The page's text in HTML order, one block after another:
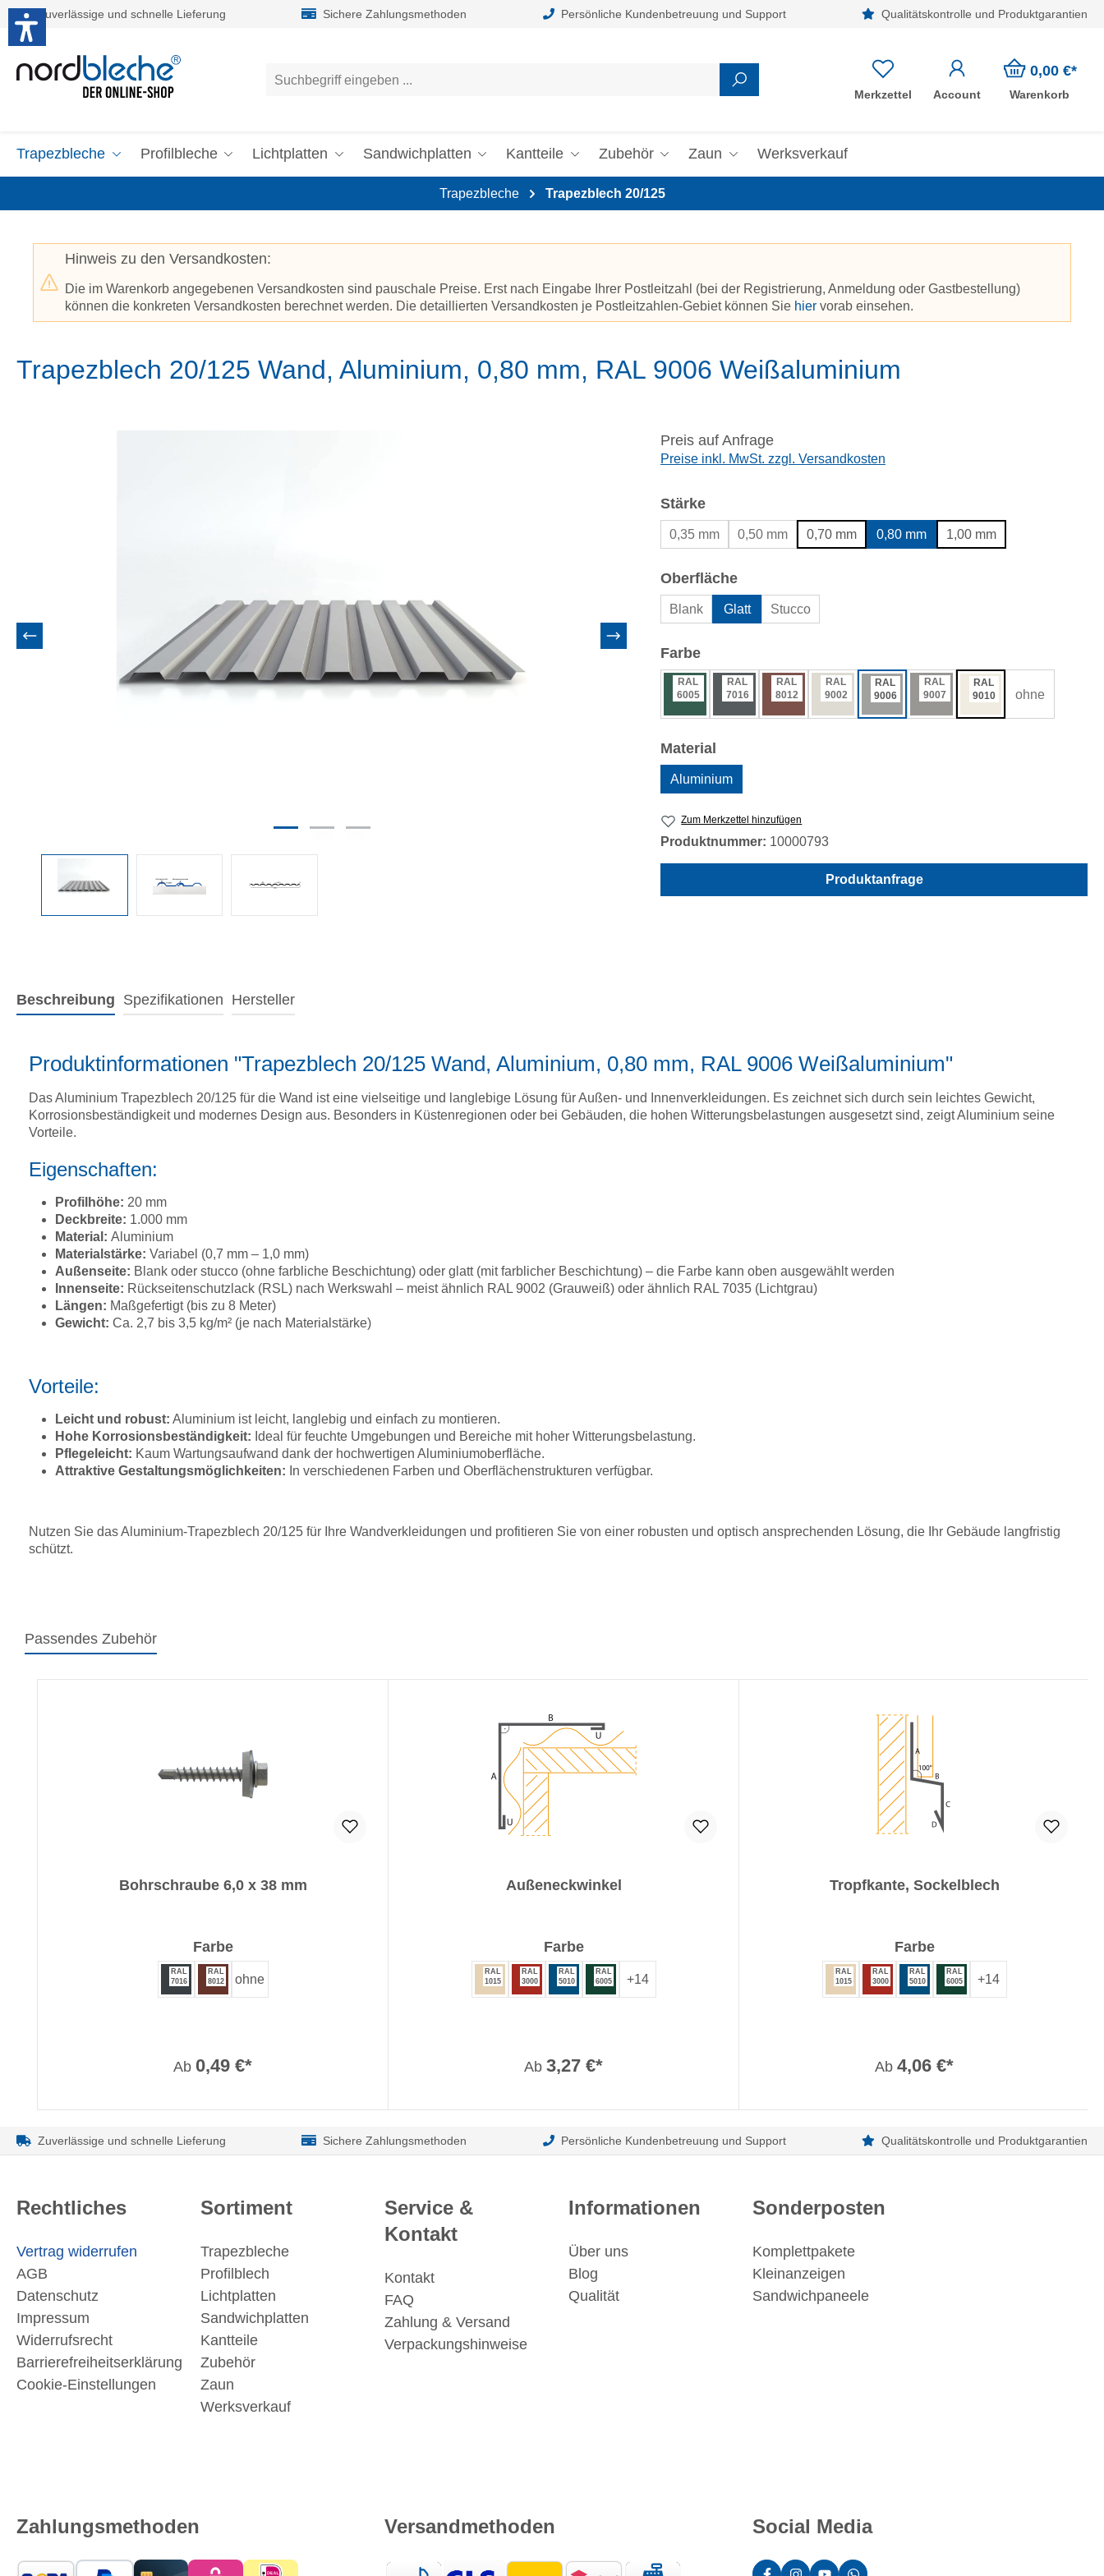
Hauptinhalt springen
Zur Suche springen
Zuverlässige und schnelle Lieferung Sichere Zahlungsmethoden Persönliche Kundenbetreuung und Support Qualitätskontrolle und Produktgarantien
Merkzettel Account
0,00 €*
Warenkorb
Trapezbleche Profilbleche Lichtplatten Sandwichplatten Kantteile Zubehör Zaun Werksverkauf
Trapezbleche Trapezblech 20/125
Hinweis zu den Versandkosten:
Die im Warenkorb angegebenen Versandkosten sind pauschale Preise. Erst nach Eingabe Ihrer Postleitzahl (bei der Registrierung, Anmeldung oder Gastbestellung)
können die konkreten Versandkosten berechnet werden. Die detaillierten Versandkosten je Postleitzahlen-Gebiet können Sie hier vorab einsehen.
Trapezblech 20/125 Wand, Aluminium, 0,80 mm, RAL 9006 Weißaluminium
Preis auf Anfrage
Preise inkl. MwSt. zzgl. Versandkosten
Stärkeauswählen
0,35 mm 0,50 mm 0,70 mm 0,80 mm 1,00 mm
Oberflächeauswählen
Blank Glatt Stucco
Farbeauswählen
RAL
6005
RAL
7016
RAL
8012
RAL
9002
RAL
9006
RAL
9007
RAL
9010
ohne
Material
Aluminium
Zum Merkzettel hinzufügen
Produktnummer: 10000793
Produktanfrage
Beschreibung Spezifikationen Hersteller
Produktinformationen "Trapezblech 20/125 Wand, Aluminium, 0,80 mm, RAL 9006 Weißaluminium"
Das Aluminium Trapezblech 20/125 für die Wand ist eine vielseitige und langlebige Lösung für Außen- und Innenverkleidungen. Es zeichnet sich durch sein leichtes Gewicht,
Korrosionsbeständigkeit und modernes Design aus. Besonders in Küstenregionen oder bei Gebäuden, die hohen Witterungsbelastungen ausgesetzt sind, zeigt Aluminium seine
Vorteile.
Eigenschaften:
Profilhöhe: 20 mm
Deckbreite: 1.000 mm
Material: Aluminium
Materialstärke: Variabel (0,7 mm – 1,0 mm)
Außenseite: Blank oder stucco (ohne farbliche Beschichtung) oder glatt (mit farblicher Beschichtung) – die Farbe kann oben ausgewählt werden
Innenseite: Rückseitenschutzlack (RSL) nach Werkswahl – meist ähnlich RAL 9002 (Grauweiß) oder ähnlich RAL 7035 (Lichtgrau)
Längen: Maßgefertigt (bis zu 8 Meter)
Gewicht: Ca. 2,7 bis 3,5 kg/m² (je nach Materialstärke)
Vorteile:
Leicht und robust: Aluminium ist leicht, langlebig und einfach zu montieren.
Hohe Korrosionsbeständigkeit: Ideal für feuchte Umgebungen und Bereiche mit hoher Witterungsbelastung.
Pflegeleicht: Kaum Wartungsaufwand dank der hochwertigen Aluminiumoberfläche.
Attraktive Gestaltungsmöglichkeiten: In verschiedenen Farben und Oberflächenstrukturen verfügbar.
Nutzen Sie das Aluminium-Trapezblech 20/125 für Ihre Wandverkleidungen und profitieren Sie von einer robusten und optisch ansprechenden Lösung, die Ihr Gebäude langfristig
schützt.
Passendes Zubehör
Bohrschraube 6,0 x 38 mm
Farbeauswählen
RAL
7016
RAL
8012
ohne
Ab 0,49 €*
Außeneckwinkel
Farbeauswählen
RAL
1015
RAL
3000
RAL
5010
RAL
6005
+14
Ab 3,27 €*
Tropfkante, Sockelblech
Farbeauswählen
RAL
1015
RAL
3000
RAL
5010
RAL
6005
+14
Ab 4,06 €*
Zuverlässige und schnelle Lieferung Sichere Zahlungsmethoden Persönliche Kundenbetreuung und Support Qualitätskontrolle und Produktgarantien
Rechtliches
Vertrag widerrufen
AGB
Datenschutz
Impressum
Widerrufsrecht
Barrierefreiheitserklärung
Cookie-Einstellungen
Sortiment
Trapezbleche
Profilblech
Lichtplatten
Sandwichplatten
Kantteile
Zubehör
Zaun
Werksverkauf
Service &
Kontakt
Kontakt
FAQ
Zahlung & Versand
Verpackungshinweise
Informationen
Über uns
Blog
Qualität
Sonderposten
Komplettpakete
Kleinanzeigen
Sandwichpaneele
Zahlungsmethoden Versandmethoden Social Media